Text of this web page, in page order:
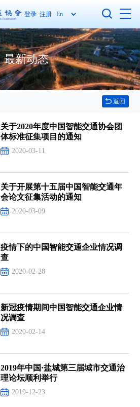
登录注册
最新动态
返回
关于2020年度中国智能交通协会团
体标准征集项目的通知
2020-03-11
关于开展第十五届中国智能交通年
会论文征集活动的通知
2020-03-09
疫情下的中国智能交通企业情况调
查
2020-02-28
新冠疫情期间中国智能交通企业情
况调查
2020-02-14
2019年中国·盐城第三届城市交通治
理论坛顺利举行
2019-12-23